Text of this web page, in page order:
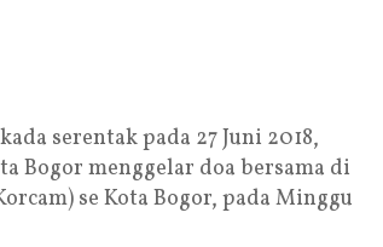
serentak pada 27 Juni 2018,
Bogor menggelar doa bersama di
se Kota Bogor, pada Minggu